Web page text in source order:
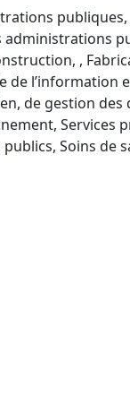
publiques,
administrations
,
de l’information
de gestion des
Services
publics, Soins de